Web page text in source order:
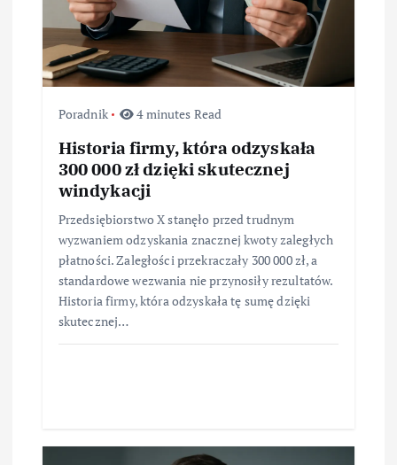
s
u
Poradnik 4 minutes Read
Historia firmy, która odzyskała
300 000 zł dzięki skutecznej
windykacji
Przedsiębiorstwo X stanęło przed trudnym
wyzwaniem odzyskania znacznej kwoty zaległych
płatności. Zaległości przekraczały 300 000 zł, a
standardowe wezwania nie przynosiły rezultatów.
Historia firmy, która odzyskała tę sumę dzięki
skutecznej…